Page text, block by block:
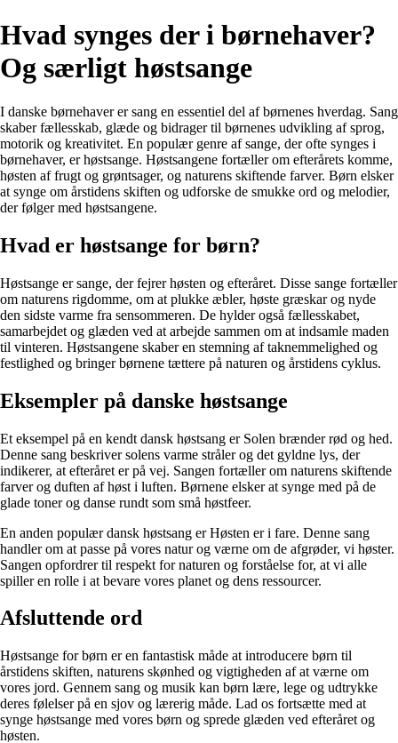
Hvad synges der i børnehaver?
Og særligt høstsange
I danske børnehaver er sang en essentiel del af børnenes hverdag. Sang
skaber fællesskab, glæde og bidrager til børnenes udvikling af sprog,
motorik og kreativitet. En populær genre af sange, der ofte synges i
børnehaver, er høstsange. Høstsangene fortæller om efterårets komme,
høsten af frugt og grøntsager, og naturens skiftende farver. Børn elsker
at synge om årstidens skiften og udforske de smukke ord og melodier,
der følger med høstsangene.
Hvad er høstsange for børn?
Høstsange er sange, der fejrer høsten og efteråret. Disse sange fortæller
om naturens rigdomme, om at plukke æbler, høste græskar og nyde
den sidste varme fra sensommeren. De hylder også fællesskabet,
samarbejdet og glæden ved at arbejde sammen om at indsamle maden
til vinteren. Høstsangene skaber en stemning af taknemmelighed og
festlighed og bringer børnene tættere på naturen og årstidens cyklus.
Eksempler på danske høstsange
Et eksempel på en kendt dansk høstsang er Solen brænder rød og hed.
Denne sang beskriver solens varme stråler og det gyldne lys, der
indikerer, at efteråret er på vej. Sangen fortæller om naturens skiftende
farver og duften af høst i luften. Børnene elsker at synge med på de
glade toner og danse rundt som små høstfeer.
En anden populær dansk høstsang er Høsten er i fare. Denne sang
handler om at passe på vores natur og værne om de afgrøder, vi høster.
Sangen opfordrer til respekt for naturen og forståelse for, at vi alle
spiller en rolle i at bevare vores planet og dens ressourcer.
Afsluttende ord
Høstsange for børn er en fantastisk måde at introducere børn til
årstidens skiften, naturens skønhed og vigtigheden af at værne om
vores jord. Gennem sang og musik kan børn lære, lege og udtrykke
deres følelser på en sjov og lærerig måde. Lad os fortsætte med at
synge høstsange med vores børn og sprede glæden ved efteråret og
høsten.